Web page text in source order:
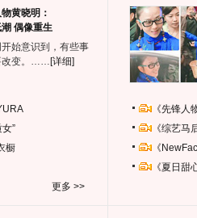
黄晓明：
偶像重生
始意识到，有些事
改变。…… [详细]
”
橱
更多 >>
《先锋
《综艺
《
《夏日